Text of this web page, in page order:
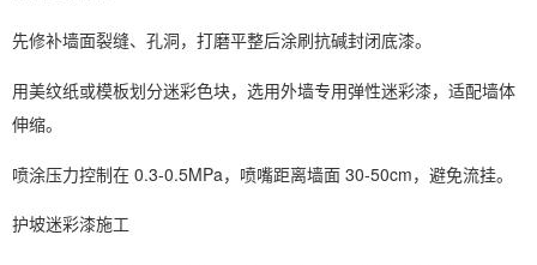
先修补墙面裂缝、孔洞，打磨平整后涂刷抗碱封闭底漆。
用美纹纸或模板划分迷彩色块，选用外墙专用弹性迷彩漆，适配墙体
伸缩。
喷涂压力控制在 0.3-0.5MPa，喷嘴距离墙面 30-50cm，避免流挂。
护坡迷彩漆施工